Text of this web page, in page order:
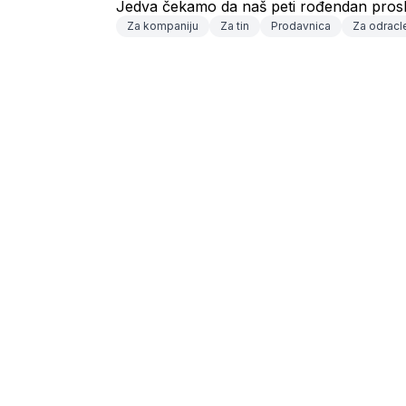
Jedva čekamo da naš peti rođendan
Za kompaniju Za tin Prodavnica Za